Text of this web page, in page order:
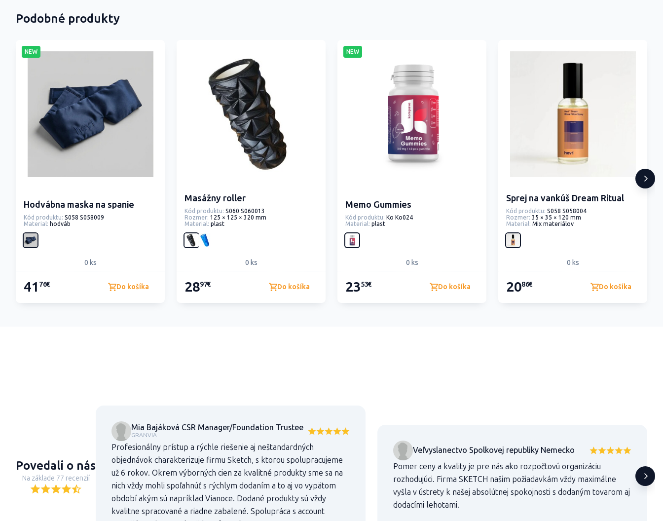
Podobné produkty
NEW
Hodvábna maska na spanie
Kód produktu: S058 S058009
Material: hodváb
0 ks
41 76€ Do košíka
Masážny roller
Kód produktu: S060 S060013
Rozmer: 125 × 125 × 320 mm
Material: plast
0 ks
2897€ Do košíka
NEW
Memo Gummies
Kód produktu: Ko Ko024
Material: plast
0 ks
2353€ Do košíka
Sprej na vankúš Dream Ritual
Kód produktu: S058 S058004
Rozmer: 35 × 35 × 120 mm
Material: Mix materiálov
0 ks
2086€ Do košíka
Povedali o nás
Na základe 77 recenzií
Mia Bajáková CSR Manager/Foundation Trustee
GRANVIA
Profesionálny prístup a rýchle riešenie aj neštandardných
objednávok charakterizuje firmu Sketch, s ktorou spolupracujeme
už 6 rokov. Okrem výborných cien za kvalitné produkty sme sa na
nich vždy mohli spoľahnúť s rýchlym dodaním a to aj vo vypätom
období akým sú napríklad Vianoce. Dodané produkty sú vždy
kvalitne spracované a riadne zabalené. Spolupráca s account
Veľvyslanectvo Spolkovej republiky Nemecko
Pomer ceny a kvality je pre nás ako rozpočtovú organizáciu
rozhodujúci. Firma SKETCH našim požiadavkám vždy maximálne
vyšla v ústrety k našej absolútnej spokojnosti s dodaným tovarom aj
dodacími lehotami.